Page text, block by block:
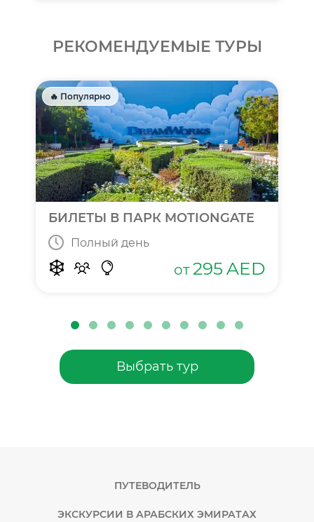
РЕКОМЕНДУЕМЫЕ ТУРЫ
🔥 Популярно
БИЛЕТЫ В ПАРК MOTIONGATE
Полный день
от 295AED
Выбрать тур
ПУТЕВОДИТЕЛЬ
ЭКСКУРСИИ В АРАБСКИХ ЭМИРАТАХ